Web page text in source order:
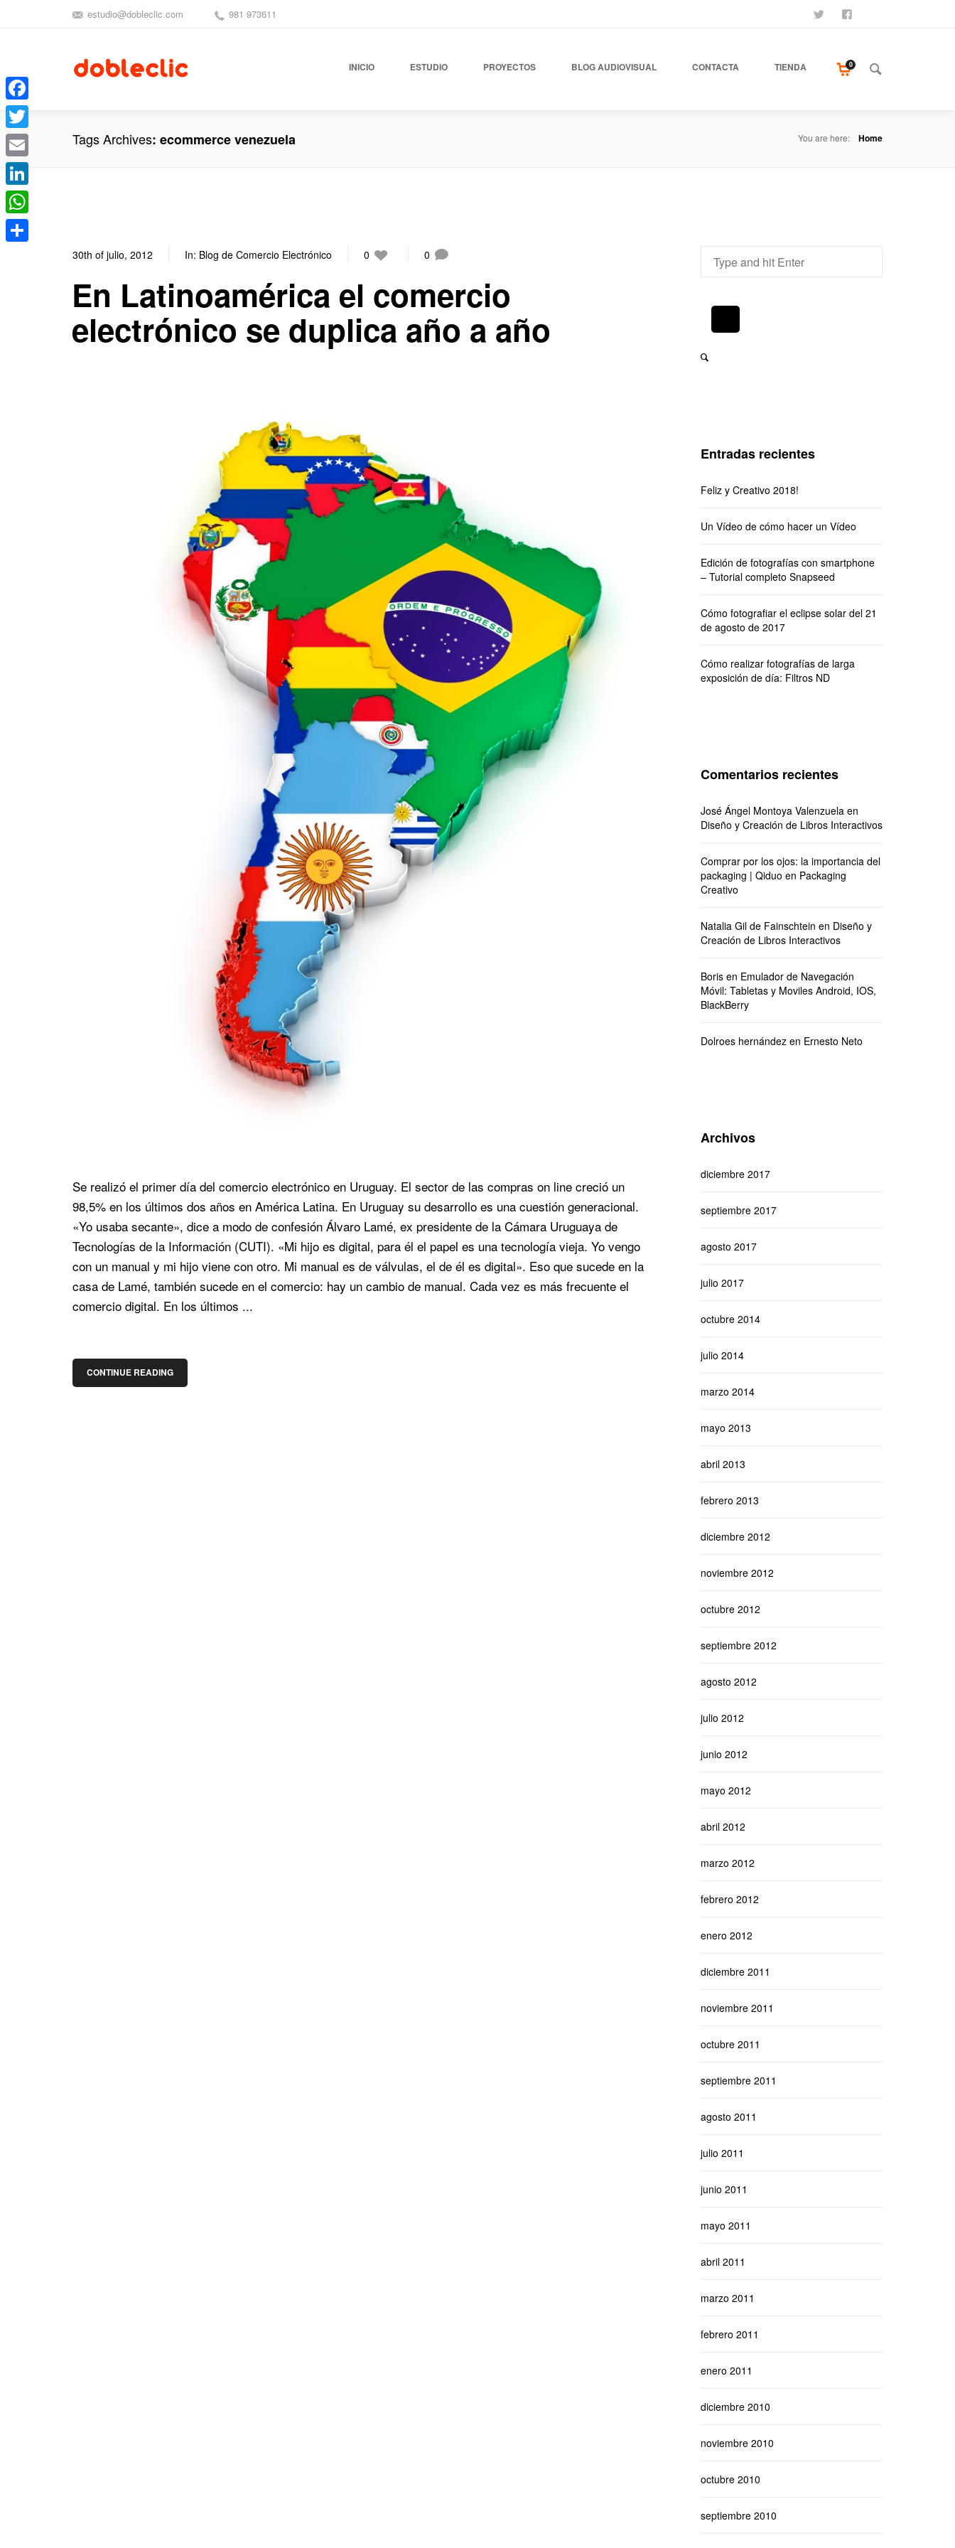
estudio@dobleclic.com 981 973611 SÍGUENOS
INICIO ESTUDIO PROYECTOS BLOG AUDIOVISUAL CONTACTA TIENDA 0
Tags Archives ecommerce venezuela You are here: Home
30th of julio, 2012 In: Blog de Comercio Electrónico 0 0
En Latinoamérica el comercio
electrónico se duplica año a año
Se realizó el primer día del comercio electrónico en Uruguay. El sector de las compras on line creció un
98,5% en los últimos dos años en América Latina. En Uruguay su desarrollo es una cuestión generacional.
«Yo usaba secante», dice a modo de confesión Álvaro Lamé, ex presidente de la Cámara Uruguaya de
Tecnologías de la Información (CUTI). «Mi hijo es digital, para él el papel es una tecnología vieja. Yo vengo
con un manual y mi hijo viene con otro. Mi manual es de válvulas, el de él es digital». Eso que sucede en la
casa de Lamé, también sucede en el comercio: hay un cambio de manual. Cada vez es más frecuente el
comercio digital. En los últimos ...
CONTINUE READING
Entradas recientes
Feliz y Creativo 2018!
Un Vídeo de cómo hacer un Vídeo
Edición de fotografías con smartphone
– Tutorial completo Snapseed
Cómo fotografiar el eclipse solar del 21
de agosto de 2017
Cómo realizar fotografías de larga
exposición de día: Filtros ND
Comentarios recientes
José Ángel Montoya Valenzuelaen
Diseño y Creación de Libros Interactivos
Comprar por los ojos: la importancia del
packaging | Qiduo en Packaging
Creativo
Natalia Gil de Fainschtein en Diseño y
Creación de Libros Interactivos
Borisen Emulador de Navegación
Móvil: Tabletas y Moviles Android, IOS,
BlackBerry
Dolroes hernándezen Ernesto Neto
Archivos
diciembre 2017
septiembre 2017
agosto 2017
julio 2017
octubre 2014
julio 2014
marzo 2014
mayo 2013
abril 2013
febrero 2013
diciembre 2012
noviembre 2012
octubre 2012
septiembre 2012
agosto 2012
julio 2012
junio 2012
mayo 2012
abril 2012
marzo 2012
febrero 2012
enero 2012
diciembre 2011
noviembre 2011
octubre 2011
septiembre 2011
agosto 2011
julio 2011
junio 2011
mayo 2011
abril 2011
marzo 2011
febrero 2011
enero 2011
diciembre 2010
noviembre 2010
octubre 2010
septiembre 2010
Facebook
Twitter
Email
LinkedIn
WhatsApp